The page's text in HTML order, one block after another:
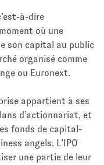
à-dire
où une
son capital au public
organisé comme
ou Euronext.
appartient à ses
d’actionnariat, et
fonds de capital-
angels. L’IPO
une partie de leur